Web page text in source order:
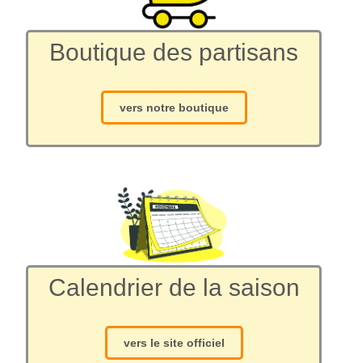
Boutique des partisans
vers notre boutique
Calendrier de la saison
vers le site officiel